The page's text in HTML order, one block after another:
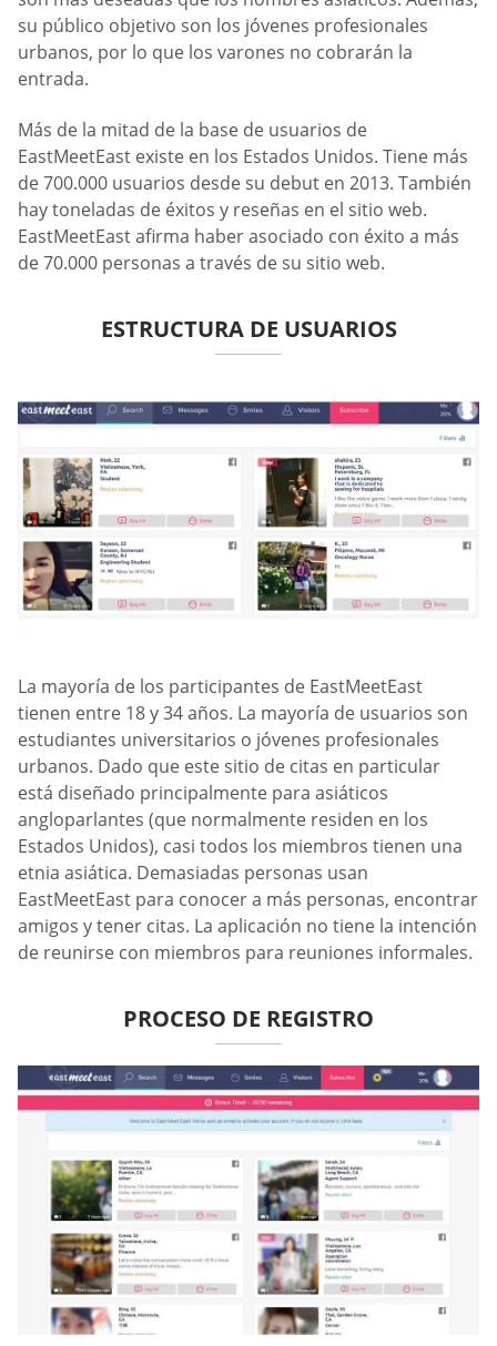
su público objetivo son los jóvenes profesionales
urbanos, por lo que los varones no cobrarán la
entrada.
Más de la mitad de la base de usuarios de
EastMeetEast existe en los Estados Unidos. Tiene más
de 700.000 usuarios desde su debut en 2013. También
hay toneladas de éxitos y reseñas en el sitio web.
EastMeetEast afirma haber asociado con éxito a más
de 70.000 personas a través de su sitio web.
ESTRUCTURA DE USUARIOS
La mayoría de los participantes de EastMeetEast
tienen entre 18 y 34 años. La mayoría de usuarios son
estudiantes universitarios o jóvenes profesionales
urbanos. Dado que este sitio de citas en particular
está diseñado principalmente para asiáticos
angloparlantes (que normalmente residen en los
Estados Unidos), casi todos los miembros tienen una
etnia asiática. Demasiadas personas usan
EastMeetEast para conocer a más personas, encontrar
amigos y tener citas. La aplicación no tiene la intención
de reunirse con miembros para reuniones informales.
PROCESO DE REGISTRO